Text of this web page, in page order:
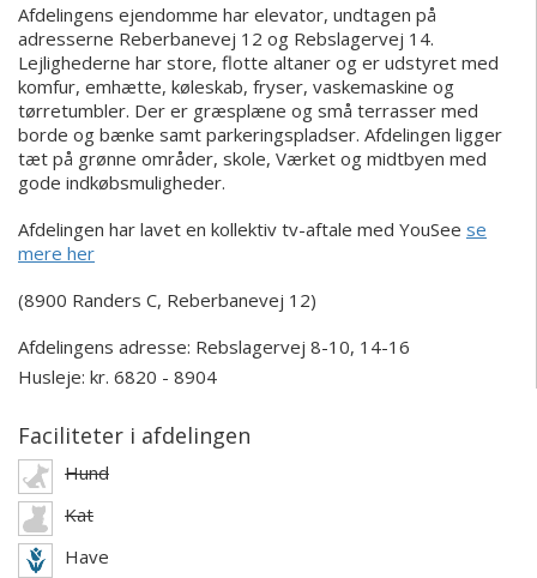
Afdelingens ejendomme har elevator, undtagen på
adresserne Reberbanevej 12 og Rebslagervej 14.
Lejlighederne har store, flotte altaner og er udstyret med
komfur, emhætte, køleskab, fryser, vaskemaskine og
tørretumbler. Der er græsplæne og små terrasser med
borde og bænke samt parkeringspladser. Afdelingen ligger
tæt på grønne områder, skole, Værket og midtbyen med
gode indkøbsmuligheder.
Afdelingen har lavet en kollektiv tv-aftale med YouSee se
mere her
(8900 Randers C, Reberbanevej 12)
Afdelingens adresse: Rebslagervej 8-10, 14-16
Husleje: kr. 6820 - 8904
Faciliteter i afdelingen
Hund
Kat
Have